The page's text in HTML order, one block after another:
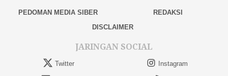
PEDOMAN MEDIA SIBER
REDAKSI
DISCLAIMER
JARINGAN SOCIAL
Twitter
Instagram